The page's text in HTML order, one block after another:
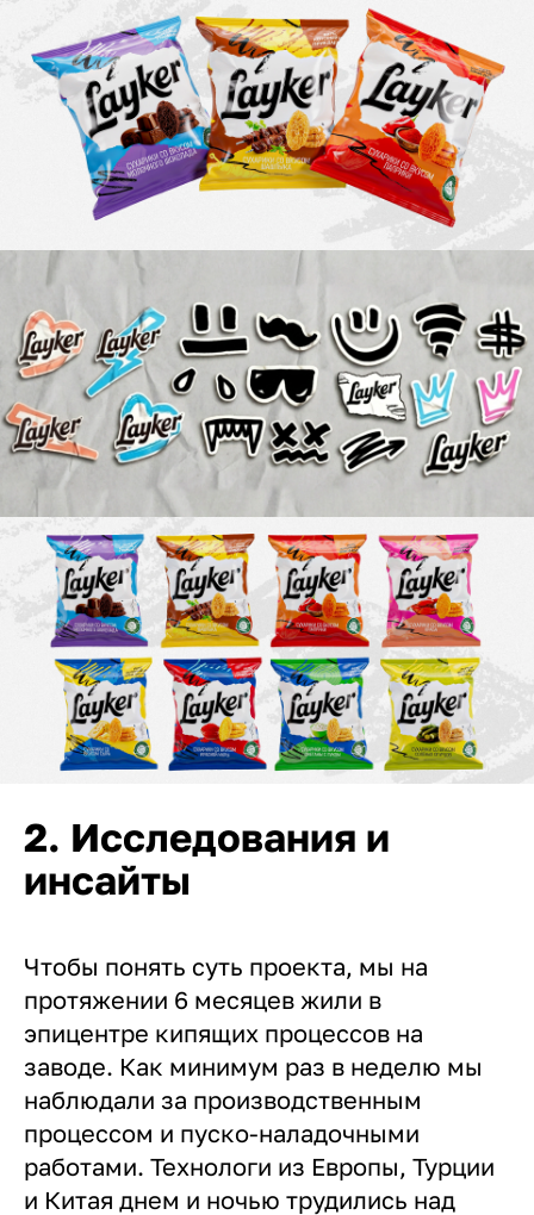
2. Исследования и
инсайты
Чтобы понять суть проекта, мы на
протяжении 6 месяцев жили в
эпицентре кипящих процессов на
заводе. Как минимум раз в неделю мы
наблюдали за производственным
процессом и пуско-наладочными
работами. Технологи из Европы, Турции
и Китая днем и ночью трудились над